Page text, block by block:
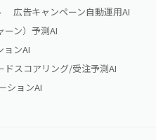
広告キャンペーン自動運用AI
ーン）予測AI
ョンAI
ドスコアリング/受注予測AI
ションAI